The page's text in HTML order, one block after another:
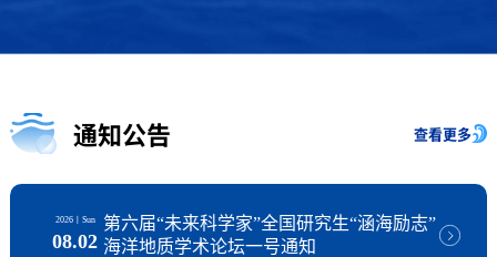
通知公告 查看更多
2026丨 Sun
08.02
第六届“未来科学家”全国研究生“涵海励志”
海洋地质学术论坛一号通知